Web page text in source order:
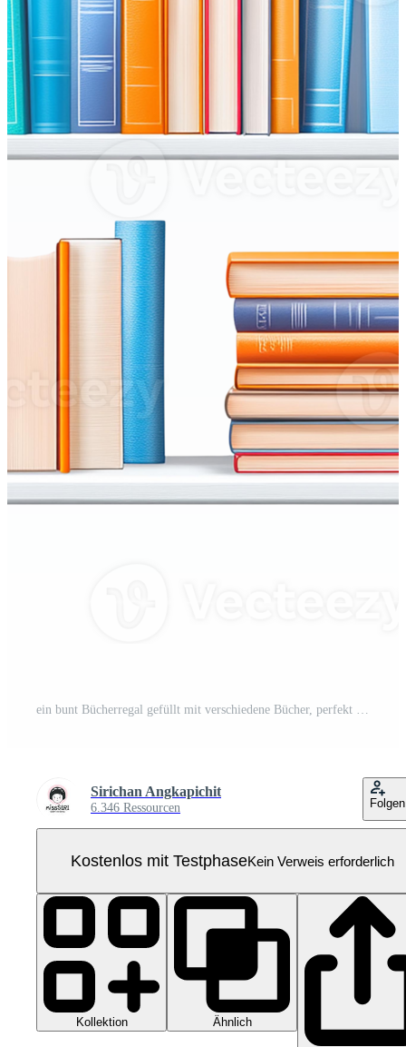
ein bunt Bücherregal gefüllt mit verschiedene Bücher, perfekt zum Hinzufügen ein berühren von Charme zu irgendein lesen Raum oder lehrreich Einstellung. Pro PNG
Sirichan Angkapichit
6.346 Ressourcen Folgen
Kostenlos mit TestphaseKein Verweis erforderlich
Kollektion Ähnlich